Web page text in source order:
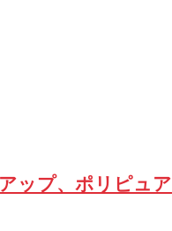
ップ、ポリピュア